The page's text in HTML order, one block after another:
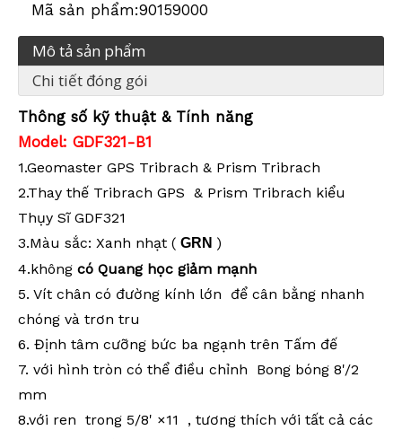
Mã sản phẩm:90159000
Mô tả sản phẩm
Chi tiết đóng gói
Thông số kỹ thuật & Tính năng
Model: GDF321-B1
1.Geomaster GPS Tribrach & Prism Tribrach
2.Thay thế Tribrach GPS & Prism Tribrach kiểu
Thụy Sĩ GDF321
3.Màu sắc: Xanh nhạt ( GRN )
4.không có Quang học giảm mạnh
5. Vít chân có đường kính lớn để cân bằng nhanh
chóng và trơn tru
6. Định tâm cưỡng bức ba ngạnh trên Tấm đế
7. với hình tròn có thể điều chỉnh Bong bóng 8'/2
mm
8.với ren trong 5/8' ×11 , tương thích với tất cả các